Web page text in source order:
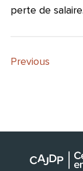
perte de salaire.
Previous